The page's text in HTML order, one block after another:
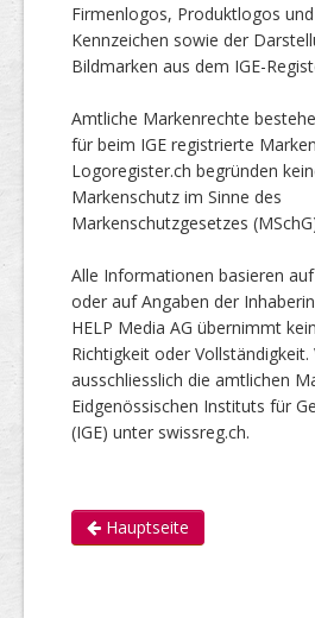
Firmenlogos, Produktlogos
Kennzeichen sowie der
Bildmarken aus dem IGE-
Amtliche Markenrechte
für beim IGE registrierte
Logoregister.ch begründen
Markenschutz im Sinne des
Markenschutzgesetzes
Alle Informationen basieren
oder auf Angaben der
HELP Media AG übernimmt
Richtigkeit oder Vollständigkeit.
ausschliesslich die amtlichen
Eidgenössischen Instituts für
(IGE) unter swissreg.ch.
Hauptseite